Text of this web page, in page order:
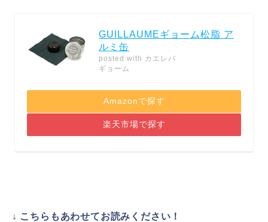
GUILLAUMEギョーム松脂 ア
ルミ缶
posted with カエレバ
ギョーム
Amazonで探す
楽天市場で探す
↓ こちらもあわせてお読みください！